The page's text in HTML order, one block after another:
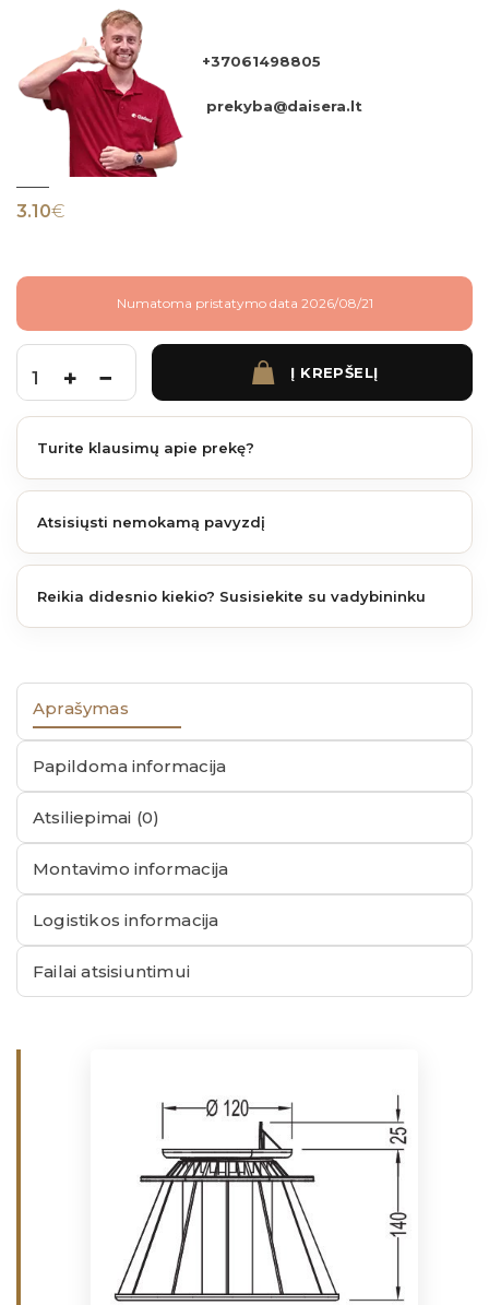
+37061498805
prekyba@daisera.lt
3.10€
Numatoma pristatymo data 2026/08/21
produkto kiekis: Nivo pjedestalas 140-230 mm Į KREPŠELĮ
Turite klausimų apie prekę?
Atsisiųsti nemokamą pavyzdį
Reikia didesnio kiekio? Susisiekite su vadybininku
Aprašymas
Papildoma informacija
Atsiliepimai (0)
Montavimo informacija
Logistikos informacija
Failai atsisiuntimui